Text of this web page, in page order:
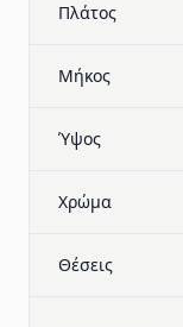
Πλάτος
Μήκος
Ύψος
Χρώμα
Θέσεις